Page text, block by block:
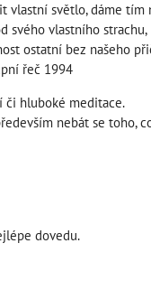
vlastní světlo, dáme
svého vlastního strachu,
ostatní bez našeho
řeč 1994
či hluboké meditace.
nebát se toho,
dovedu.